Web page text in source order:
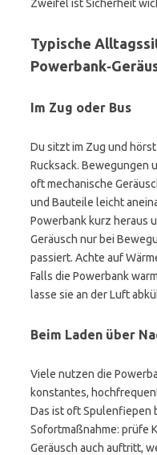
Zweifel ist Sicherheit
Typische
Im Zug oder Bus
Du sitzt im Zug und
Rucksack. Bewegungen
oft mechanische
und Bauteile leicht
Powerbank kurz heraus
Geräusch nur bei
passiert. Achte auf
Falls die Powerbank
lasse sie an der Luft
Beim Laden über
Viele nutzen die
konstantes,
Das ist oft Spulenfiepen
Sofortmaßnahme: prüfe
Geräusch auch auftritt,